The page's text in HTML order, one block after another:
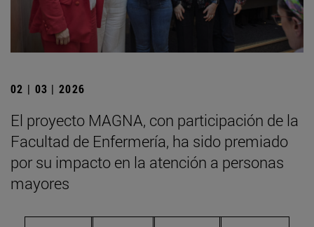
02 | 03 | 2026
El proyecto MAGNA, con participación de la
Facultad de Enfermería, ha sido premiado
por su impacto en la atención a personas
mayores